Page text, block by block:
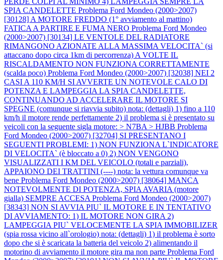
SPIA CANDELETTE Problema Ford Mondeo (2000>2007)
[30128] A MOTORE FREDDO (1° avviamento al mattino)
FATICA A PARTIRE E FUMA NERO Problema Ford Mondeo
(2000>2007) [30134] LE VENTOLE DEL RADIATORE
RIMANGONO AZIONATE ALLA MASSIMA VELOCITA` (si
attaccano dopo circa 1km di percorrenza) A VOLTE IL
RISCALDAMENTO NON FUNZIONA CORRETTAMENTE
(scalda poco) Problema Ford Mondeo (2000>2007) [32038] NEI 2
CASI A 110 KM/H SI AVVERTE UN NOTEVOLE CALO DI
POTENZA E LAMPEGGIA LA SPIA CANDELETTE,
CONTINUANDO AD ACCELERARE IL MOTORE SI
SPEGNE (comunque si riavvia subito) nota: (dettagli) 1) fino a 110
km/h il motore rende perfettamente 2) il problema si è presentato su
veicoli con la seguente sigla motore: > N7BA > HJBB Problema
Ford Mondeo (2000>2007) [32704] SI PRESENTANO I
SEGUENTI PROBLEMI: 1) NON FUNZIONA L`INDICATORE
DI VELOCITA` (è bloccato a 0) 2) NON VENGONO
VISUALIZZATI I KM DEL VEICOLO (totali e parziali),
APPAIONO DEI TRATTINI (----) nota: la vettura comunque va
bene Problema Ford Mondeo (2000>2007) [38064] MANCA
NOTEVOLMENTE DI POTENZA, SPIA AVARIA (motore
gialla) SEMPRE ACCESA Problema Ford Mondeo (2000>2007)
[38343] NON SI AVVIA PIU` IL MOTORE E IN TENTATIVO
DI AVVIAMENTO: 1) IL MOTORE NON GIRA 2)
LAMPEGGIA PIU` VELOCEMENTE LA SPIA IMMOBILIZER
(spia rossa vicino all`orologio) nota: (dettagli) 1) il problema è sorto
dopo che si è scaricata la batteria del veicolo 2) alimentando il
motorino di avviamento il motore gira ma non parte Problema Ford